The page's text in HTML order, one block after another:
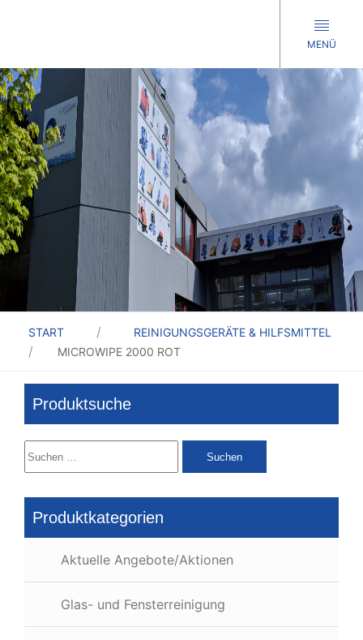
MENÜ
START
REINIGUNGSGERÄTE & HILFSMITTEL
MICROWIPE 2000 ROT
Produktsuche
Suchen
nach:
Produktkategorien
Aktuelle Angebote/Aktionen
Glas- und Fensterreinigung